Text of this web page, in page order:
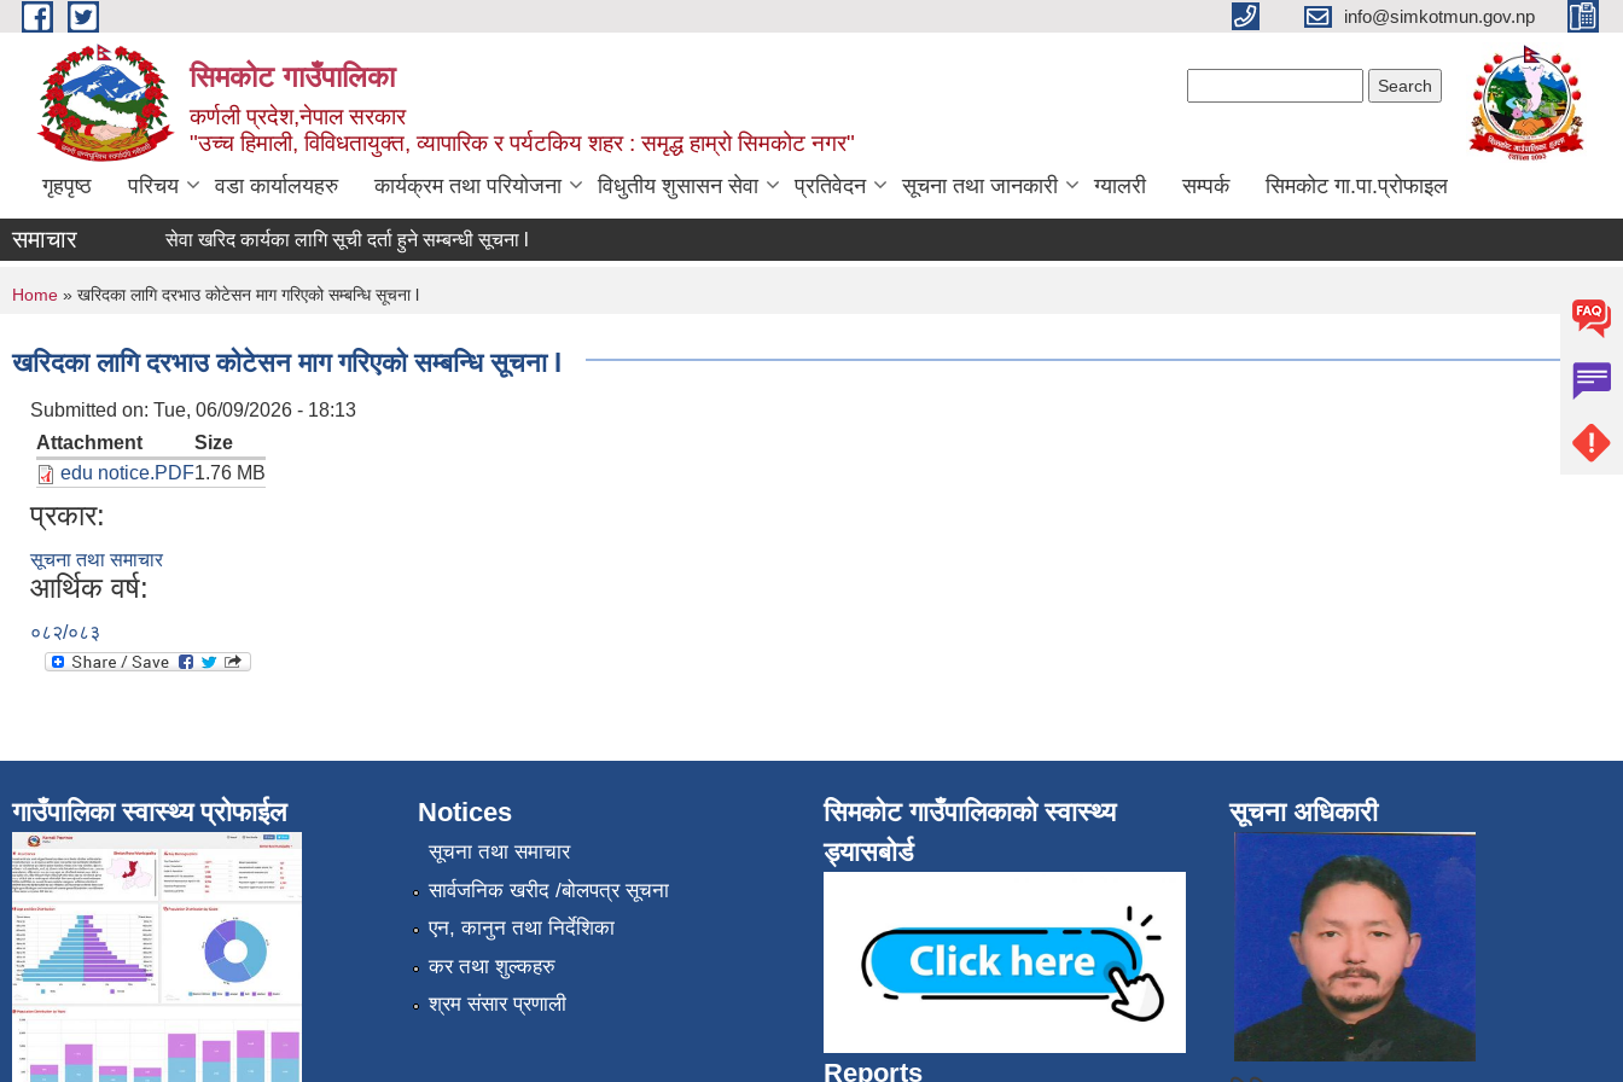
Skip to main content info@simkotmun.gov.np
सिमकोट गाउँपालिका
कर्णली प्रदेश,नेपाल सरकार
"उच्च हिमाली, विविधतायुक्त, व्यापारिक र पर्यटकिय शहर : समृद्ध हाम्रो सिमकोट नगर"
गृहपृष्ठ परिचय वडा कार्यालयहरु कार्यक्रम तथा परियोजना विधुतीय शुसासन सेवा प्रतिवेदन सूचना तथा जानकारी ग्यालरी सम्पर्क सिमकोट गा.पा.प्रोफाइल
समाचार सेवा खरिद कार्यका लागि सूची दर्ता हुने सम्बन्धी सूचना l
You are here
Home » खरिदका लागि दरभाउ कोटेसन माग गरिएको सम्बन्धि सूचना l
खरिदका लागि दरभाउ कोटेसन माग गरिएको सम्बन्धि सूचना l
Submitted on: Tue, 06/09/2026 - 18:13
Attachment
Size
edu notice.PDF1.76 MB
प्रकार:
सूचना तथा समाचार
आर्थिक वर्ष:
०८२/०८३
गाउँपालिका स्वास्थ्य प्रोफाईल Notices
सूचना तथा समाचार
सार्वजनिक खरीद /बोलपत्र सूचना
एन, कानुन तथा निर्देशिका
कर तथा शुल्कहरु
श्रम संसार प्रणाली
सिमकोट गाउँपालिकाको स्वास्थ्य
ड्यासबोर्ड
Reports
सूचना अधिकारी